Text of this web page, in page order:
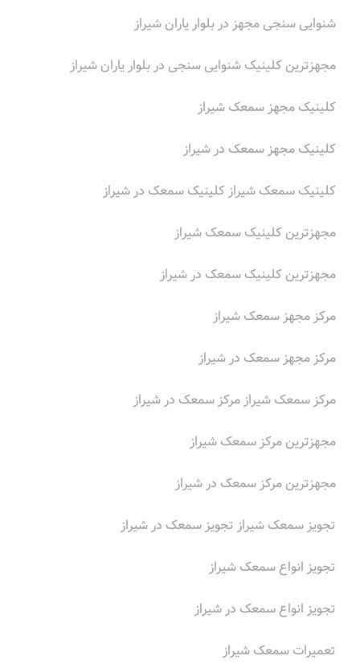
شنوایی سنجی مجهز در بلوار یاران شیراز
مجهزترین کلینیک شنوایی سنجی در بلوار یاران شیراز
کلینیک مجهز سمعک شیراز
کلینیک مجهز سمعک در شیراز
کلینیک سمعک شیراز کلینیک سمعک در شیراز
مجهزترین کلینیک سمعک شیراز
مجهزترین کلینیک سمعک در شیراز
مرکز مجهز سمعک شیراز
مرکز مجهز سمعک در شیراز
مرکز سمعک شیراز مرکز سمعک در شیراز
مجهزترین مرکز سمعک شیراز
مجهزترین مرکز سمعک در شیراز
تجویز سمعک شیراز تجویز سمعک در شیراز
تجویز انواع سمعک شیراز
تجویز انواع سمعک در شیراز
تعمیرات سمعک شیراز